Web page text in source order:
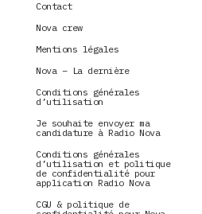
Contact
Nova crew
Mentions légales
Nova – La dernière
Conditions générales
d’utilisation
Je souhaite envoyer ma
candidature à Radio Nova
Conditions générales
d’utilisation et politique
de confidentialité pour
application Radio Nova
CGU & politique de